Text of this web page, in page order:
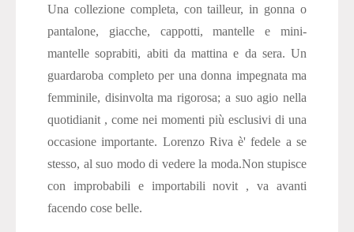
Una collezione completa, con tailleur, in gonna o
pantalone, giacche, cappotti, mantelle e mini-
mantelle soprabiti, abiti da mattina e da sera. Un
guardaroba completo per una donna impegnata ma
femminile, disinvolta ma rigorosa; a suo agio nella
quotidianit , come nei momenti più esclusivi di una
occasione importante. Lorenzo Riva è' fedele a se
stesso, al suo modo di vedere la moda.Non stupisce
con improbabili e importabili novit , va avanti
facendo cose belle.